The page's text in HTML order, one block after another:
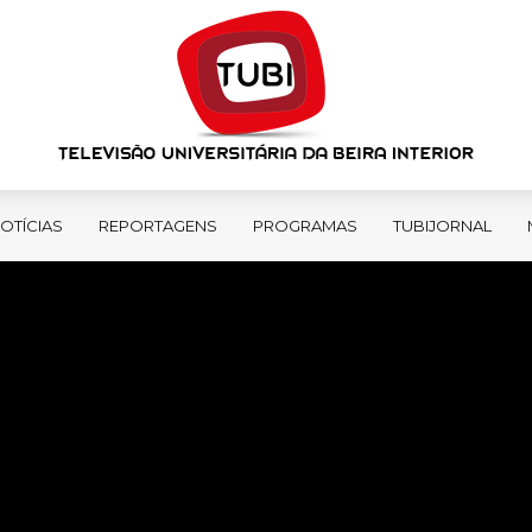
REPORTAGENS PROGRAMAS TUBIJORNAL